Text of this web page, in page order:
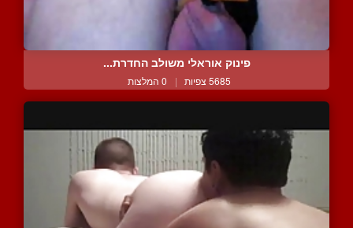
פינוק אוראלי משולב החדרת...
5685 צפיות | 0 המלצות